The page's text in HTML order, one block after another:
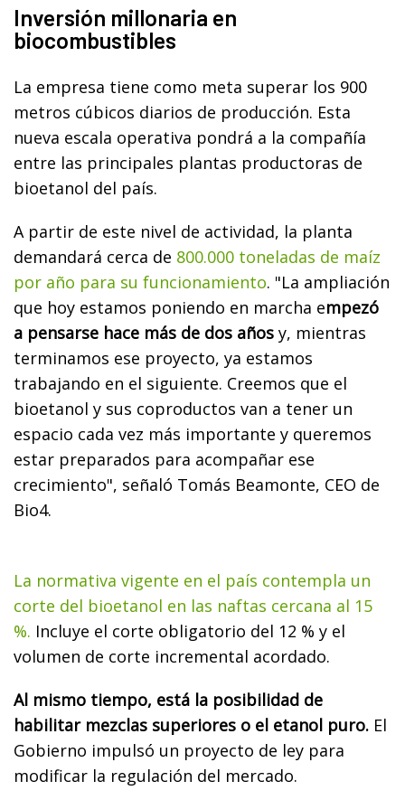
Inversión millonaria en
biocombustibles
La empresa tiene como meta superar los 900
metros cúbicos diarios de producción. Esta
nueva escala operativa pondrá a la compañía
entre las principales plantas productoras de
bioetanol del país.
A partir de este nivel de actividad, la planta
demandará cerca de 800.000 toneladas de maíz
por año para su funcionamiento. "La ampliación
que hoy estamos poniendo en marcha empezó
a pensarse hace más de dos años y, mientras
terminamos ese proyecto, ya estamos
trabajando en el siguiente. Creemos que el
bioetanol y sus coproductos van a tener un
espacio cada vez más importante y queremos
estar preparados para acompañar ese
crecimiento", señaló Tomás Beamonte, CEO de
Bio4.
La normativa vigente en el país contempla un
corte del bioetanol en las naftas cercana al 15
%. Incluye el corte obligatorio del 12 % y el
volumen de corte incremental acordado.
Al mismo tiempo, está la posibilidad de
habilitar mezclas superiores o el etanol puro. El
Gobierno impulsó un proyecto de ley para
modificar la regulación del mercado.